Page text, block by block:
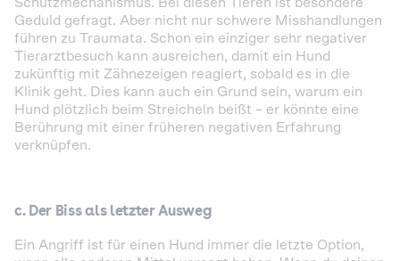
Geduld gefragt. Aber nicht nur schwere Misshandlungen
führen zu Traumata. Schon ein einziger sehr negativer
Tierarztbesuch kann ausreichen, damit ein Hund
zukünftig mit Zähnezeigen reagiert, sobald es in die
Klinik geht. Dies kann auch ein Grund sein, warum ein
Hund plötzlich beim Streicheln beißt – er könnte eine
Berührung mit einer früheren negativen Erfahrung
verknüpfen.
c. Der Biss als letzter Ausweg
Ein Angriff ist für einen Hund immer die letzte Option,